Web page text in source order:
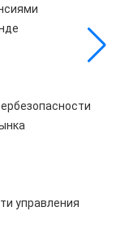
управления